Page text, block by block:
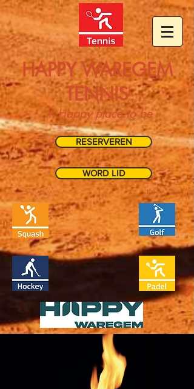
HAPPY WAREGEM
TENNIS
A Happy place to be
RESERVEREN
WORD LID